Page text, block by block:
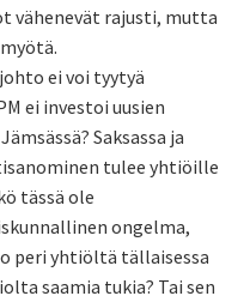
vähenevät rajusti, mutta
ei voi tyytyä
ei investoi uusien
Saksassa ja
tulee yhtiöille
tässä ole
ongelma,
peri yhtiöltä tällaisessa
saamia tukia? Tai sen